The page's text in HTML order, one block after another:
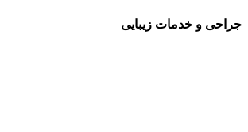
جراحی و خدمات زیبایی